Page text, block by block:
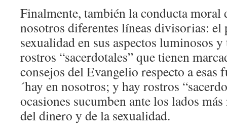
Finalmente, también la conducta moral
nosotros diferentes líneas divisorias: el
sexualidad en sus aspectos luminosos
rostros “sacerdotales” que tienen
consejos del Evangelio respecto a esas
´hay en nosotros; y hay rostros
ocasiones sucumben ante los lados
del dinero y de la sexualidad.